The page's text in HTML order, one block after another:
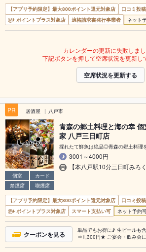
【アプリ予約限定】最大800ポイント還元対象店
口コミ投
ポイントプラス対象店
適格請求書発行事業者 ネット
カレンダーの更新に失敗しまし
下記ボタンを押して空席状況を更新し
空席状況を更新する
PR 居酒屋 八戸市
個室
カード
禁煙席
喫煙席
青森の郷土料理と海の幸 個
家 八戸三日町店
採れたて鮮魚は絶品◎青森の郷土料理
3001～4000円
【本八戸駅10分三日町み
【アプリ予約限定】最大800ポイント還元対象店
口コミ投
ポイントプラス対象店
スマート支払い可 ネット予約
クーポンを見る
単品でもお得に♪ 生ビールも
⇒1,300円★ ご宴会・飲み会